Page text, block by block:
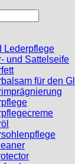
Lederpflege
und Sattelseife
für den